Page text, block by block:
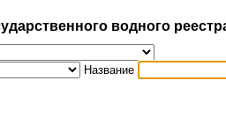
водного
Название